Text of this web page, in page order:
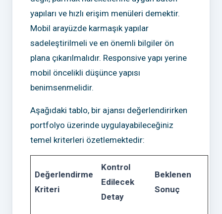
yapıları ve hızlı erişim menüleri demektir.
Mobil arayüzde karmaşık yapılar
sadeleştirilmeli ve en önemli bilgiler ön
plana çıkarılmalıdır. Responsive yapı yerine
mobil öncelikli düşünce yapısı
benimsenmelidir.
Aşağıdaki tablo, bir ajansı değerlendirirken
portfolyo üzerinde uygulayabileceğiniz
temel kriterleri özetlemektedir:
Değerlendirme
Kriteri
Kontrol
Edilecek
Detay
Beklenen
Sonuç